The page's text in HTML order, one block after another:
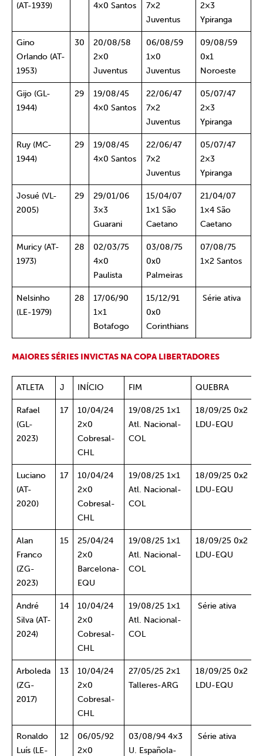
(AT-1939)
4×0 Santos
7×2
Juventus
2×3
Ypiranga
Gino
Orlando (AT-
1953)
30
20/08/58
2×0
Juventus
06/08/59
1×0
Juventus
09/08/59
0x1
Noroeste
Gijo (GL-
1944)
29
19/08/45
4×0 Santos
22/06/47
7×2
Juventus
05/07/47
2×3
Ypiranga
Ruy (MC-
1944)
29
19/08/45
4×0 Santos
22/06/47
7×2
Juventus
05/07/47
2×3
Ypiranga
Josué (VL-
2005)
29
29/01/06
3×3
Guarani
15/04/07
1×1 São
Caetano
21/04/07
1×4 São
Caetano
Muricy (AT-
1973)
28
02/03/75
4×0
Paulista
03/08/75
0x0
Palmeiras
07/08/75
1×2 Santos
Nelsinho
(LE-1979)
28
17/06/90
1×1
Botafogo
15/12/91
0x0
Corinthians
Série ativa
MAIORES SÉRIES INVICTAS NA COPA LIBERTADORES
ATLETA J INÍCIO FIM QUEBRA
Rafael
(GL-
2023)
17
10/04/24
2×0
Cobresal-
CHL
19/08/25 1×1
Atl. Nacional-
COL
18/09/25 0x2
LDU-EQU
Luciano
(AT-
2020)
17
10/04/24
2×0
Cobresal-
CHL
19/08/25 1×1
Atl. Nacional-
COL
18/09/25 0x2
LDU-EQU
Alan
Franco
(ZG-
2023)
15
25/04/24
2×0
Barcelona-
EQU
19/08/25 1×1
Atl. Nacional-
COL
18/09/25 0x2
LDU-EQU
André
Silva (AT-
2024)
14
10/04/24
2×0
Cobresal-
CHL
19/08/25 1×1
Atl. Nacional-
COL
Série ativa
Arboleda
(ZG-
2017)
13
10/04/24
2×0
Cobresal-
CHL
27/05/25 2×1
Talleres-ARG
18/09/25 0x2
LDU-EQU
Ronaldo
Luís (LE-
12
06/05/92
2×0
03/08/94 4×3
U. Española-
Série ativa